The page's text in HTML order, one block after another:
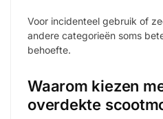
Voor incidenteel gebruik of
andere categorieën soms
behoefte.
Waarom kiezen
overdekte